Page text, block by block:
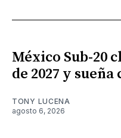
México Sub-20
de 2027 y
TONY LUCENA
agosto 6, 2026